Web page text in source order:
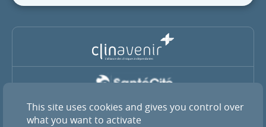
La Clinique Pasteur est membre du groupe coopératif SantéCité
et de l’alliance ClinAvenir
This site uses cookies and gives you control over
what you want to activate